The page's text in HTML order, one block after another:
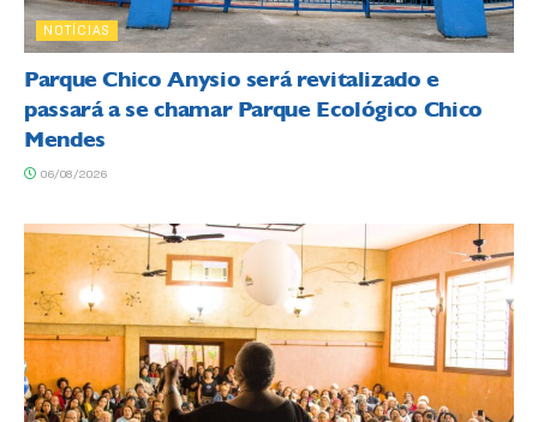
NOTÍCIAS
Parque Chico Anysio será revitalizado e
passará a se chamar Parque Ecológico Chico
Mendes
06/08/2026